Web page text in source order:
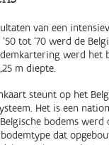
van een
tot '70 werd de
werd het
m diepte.
steunt op het
Het is een
bodems werd
dat